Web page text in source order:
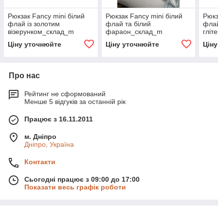
Рюкзак Fancy mini білий
флай із золотим
візерунком_склад_m
Ціну уточнюйте
Рюкзак Fancy mini білий
флай та білий
фараон_склад_m
Ціну уточнюйте
Про нас
Рейтинг не сформований
Менше 5 відгуків за останній рік
Працює з 16.11.2011
м. Дніпро
Дніпро, Україна
Контакти
Сьогодні працює з 09:00 до 17:00
Показати весь графік роботи